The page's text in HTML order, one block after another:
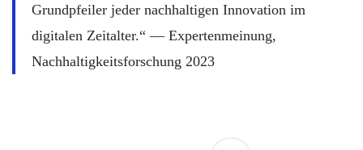
Grundpfeiler jeder nachhaltigen Innovation im
digitalen Zeitalter.“ — Expertenmeinung,
Nachhaltigkeitsforschung 2023